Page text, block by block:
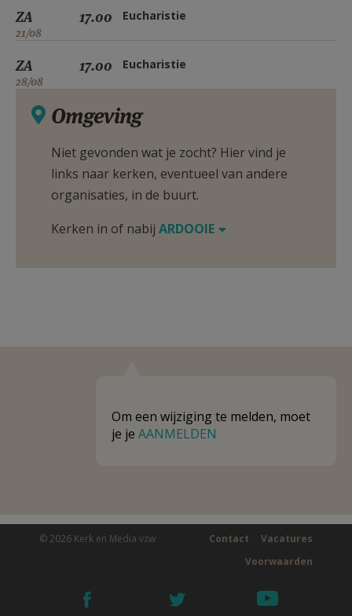
ZA
21/08
17.00 Eucharistie
ZA
28/08
17.00 Eucharistie
Omgeving
Niet gevonden wat je zocht? Hier vind je
links naar kerken, eventueel van andere
organisaties, in de buurt.
Kerken in of nabij ARDOOIE
Om een wijziging te melden, moet
je je AANMELDEN
© 2026 Kerk en Media vzw Vacatures
Contact
Voorwaarden